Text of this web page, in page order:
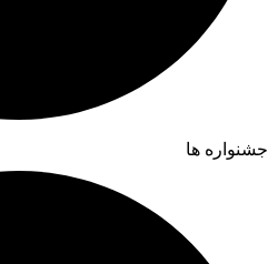
جشنواره ها